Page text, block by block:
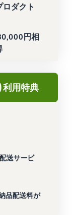
ダクト
円相
利用特典
送サービ
品配送料が